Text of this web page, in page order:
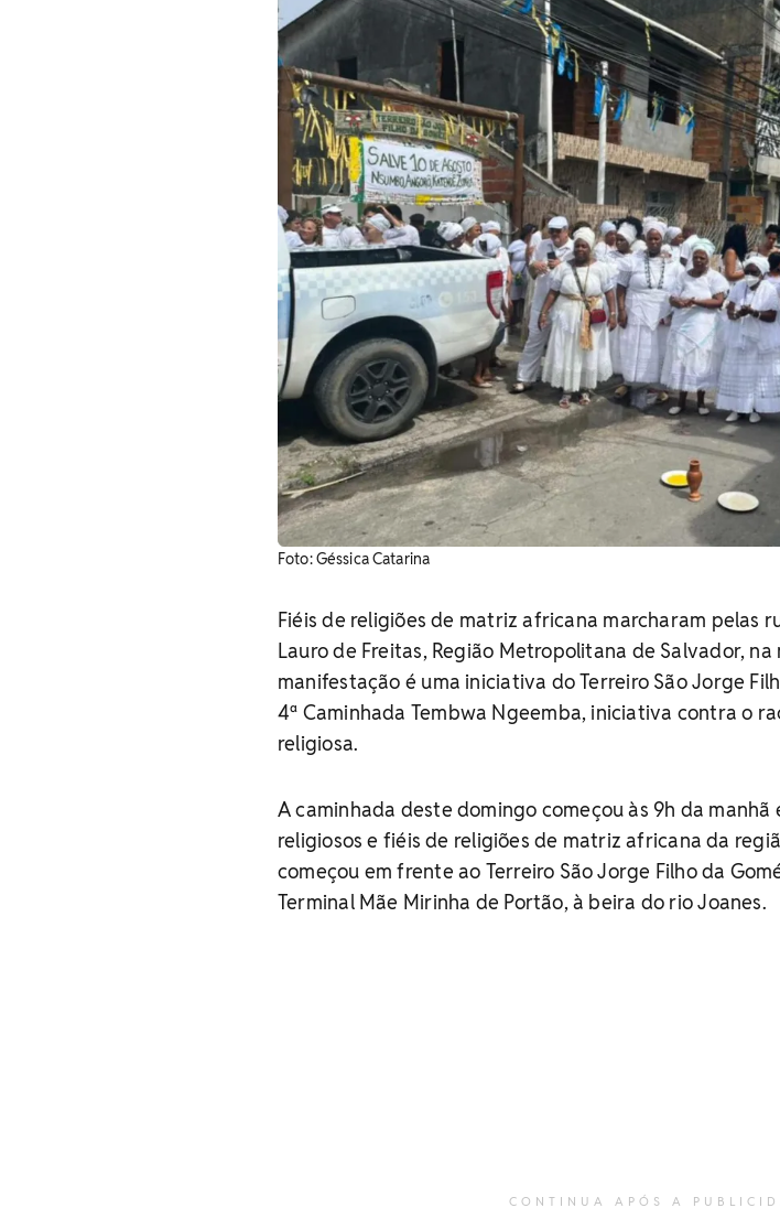
Foto: Géssica Catarina
Fiéis de religiões de matriz africana marcharam pelas
Lauro de Freitas, Região Metropolitana de Salvador,
manifestação é uma iniciativa do Terreiro São Jorge
4ª Caminhada Tembwa Ngeemba, iniciativa contra o
religiosa.
A caminhada deste domingo começou às 9h da
religiosos e fiéis de religiões de matriz africana da
começou em frente ao Terreiro São Jorge Filho da
Terminal Mãe Mirinha de Portão, à beira do rio Joanes.
CONTINUA APÓS A